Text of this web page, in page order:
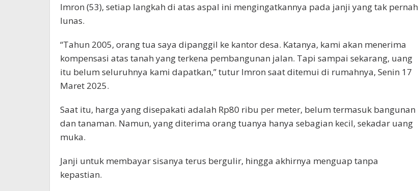
Imron (53), setiap langkah di atas aspal ini mengingatkannya pada janji yang tak pernah
lunas.
“Tahun 2005, orang tua saya dipanggil ke kantor desa. Katanya, kami akan menerima
kompensasi atas tanah yang terkena pembangunan jalan. Tapi sampai sekarang, uang
itu belum seluruhnya kami dapatkan,” tutur Imron saat ditemui di rumahnya, Senin 17
Maret 2025.
Saat itu, harga yang disepakati adalah Rp80 ribu per meter, belum termasuk bangunan
dan tanaman. Namun, yang diterima orang tuanya hanya sebagian kecil, sekadar uang
muka.
Janji untuk membayar sisanya terus bergulir, hingga akhirnya menguap tanpa
kepastian.